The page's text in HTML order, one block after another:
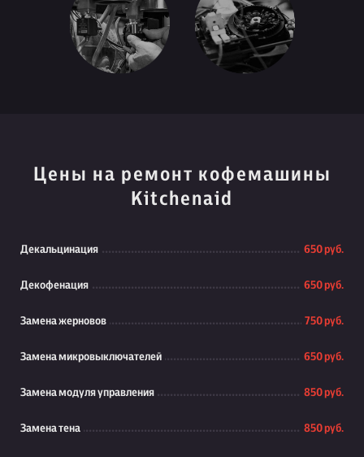
Цены на ремонт кофемашины
Kitchenaid
Декальцинация 650 руб.
Декофенация 650 руб.
Замена жерновов 750 руб.
Замена микровыключателей 650 руб.
Замена модуля управления 850 руб.
Замена тена 850 руб.